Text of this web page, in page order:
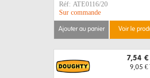
Réf: ATE0116/20
Sur commande
ajouter au panier voir le
7,54 €
9,05 €